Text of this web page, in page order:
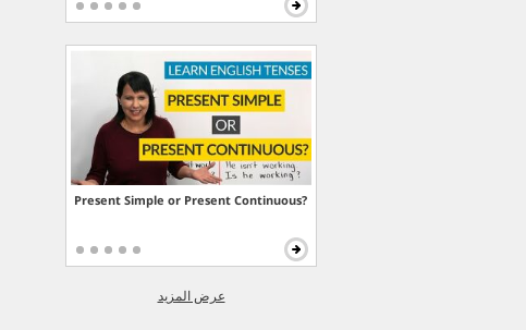
Present Simple or Present Continuous?
عرض المزيد